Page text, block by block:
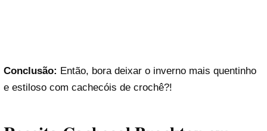
Conclusão: Então, bora deixar o inverno mais quentinho
e estiloso com cachecóis de crochê?!